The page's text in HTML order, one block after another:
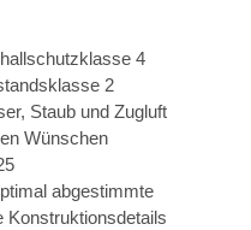
4
2
Staub und Zugluft
Wünschen
abgestimmte
Konstruktionsdetails